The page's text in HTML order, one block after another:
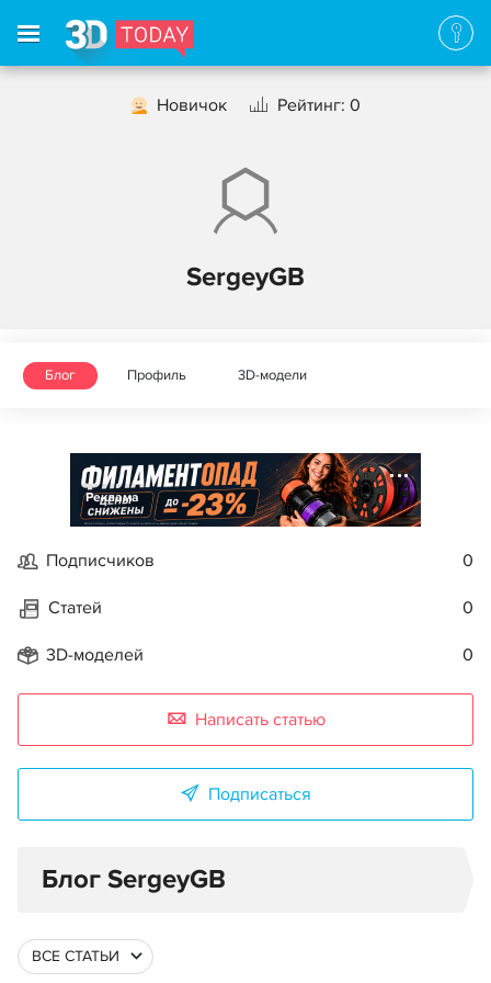
Новичок Рейтинг: 0
SergeyGB
Блог Профиль 3D-модели
Реклама
Подписчиков 0
Статей 0
3D-моделей 0
Написать статью
Подписаться
Блог SergeyGB
ВСЕ СТАТЬИ